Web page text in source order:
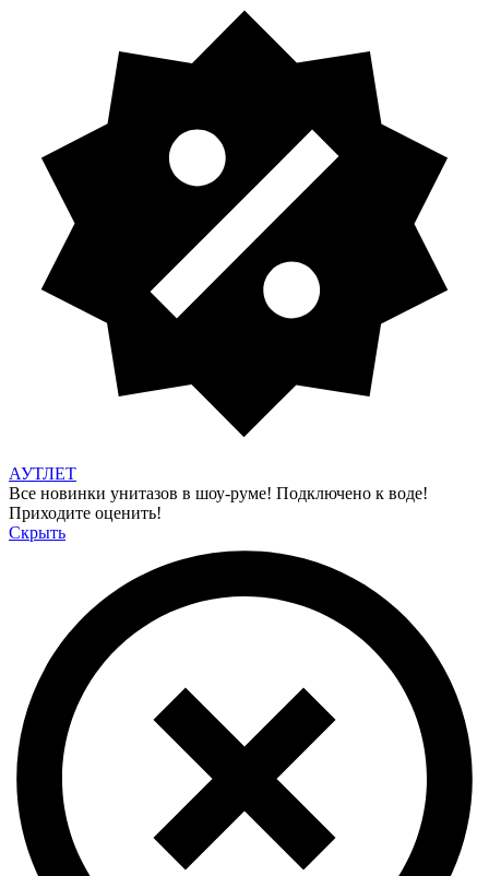
АУТЛЕТ
Все новинки унитазов в шоу-руме! Подключено к воде!
Приходите оценить!
Скрыть